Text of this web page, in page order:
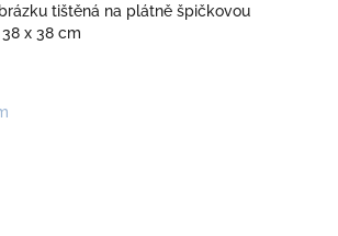
tištěná na plátně špičkovou
x 38 cm